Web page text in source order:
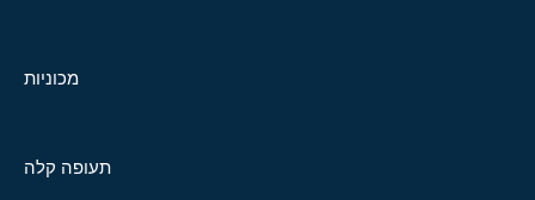
מכוניות
תעופה קלה